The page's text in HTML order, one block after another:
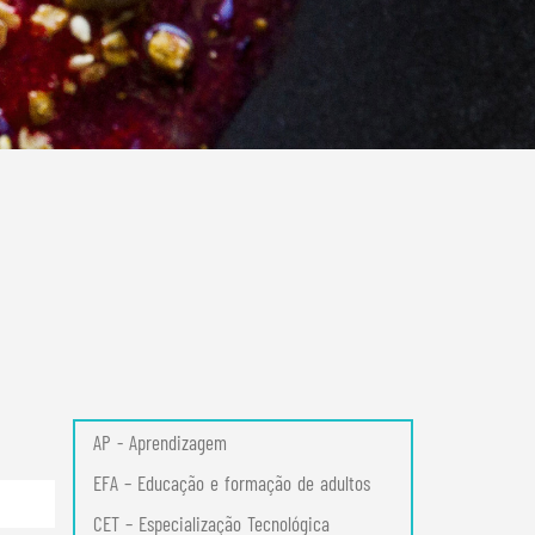
AP - Aprendizagem
EFA – Educação e formação de adultos
CET – Especialização Tecnológica